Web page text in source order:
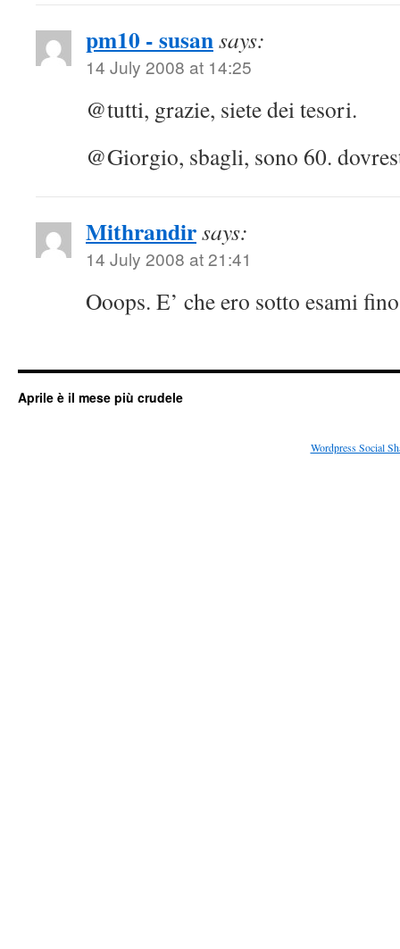
pm10 - susansays:
14 July 2008 at 14:25
@tutti, grazie, siete dei tesori.
@Giorgio, sbagli, sono 60.
Mithrandirsays:
14 July 2008 at 21:41
Ooops. E’ che ero sotto esami
Aprile è il mese più crudele
Wordpress Social